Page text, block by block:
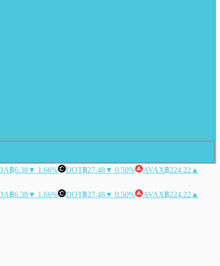
฿6.38▼ 1.66% DOT฿27.48▼ 0.50% AVAX฿224.22 ▲
฿6.38▼ 1.66% DOT฿27.48▼ 0.50% AVAX฿224.22 ▲